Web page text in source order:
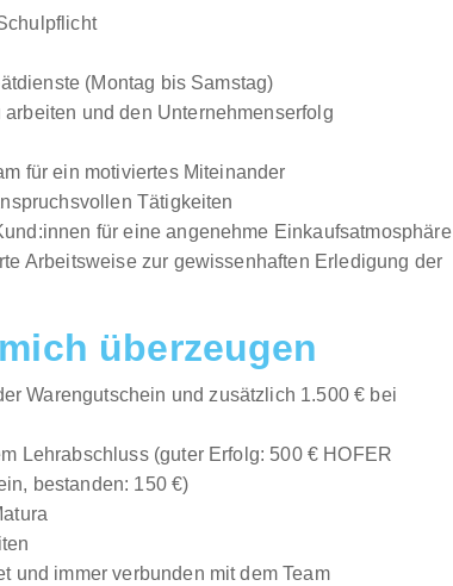
(Montag bis Samstag)
und den Unternehmenserfolg
für ein motiviertes Miteinander
Tätigkeiten
für eine angenehme Einkaufsatmosphäre
Arbeitsweise zur gewissenhaften Erledigung der
überzeugen
Warengutschein und zusätzlich 1.500 € bei
Lehrabschluss (guter Erfolg: 500 € HOFER
bestanden: 150 €)
und immer verbunden mit dem Team